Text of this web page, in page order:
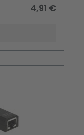
4,91 €